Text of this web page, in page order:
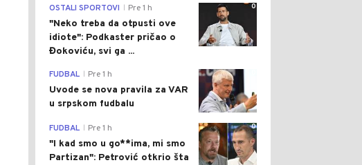
0
OSTALI SPORTOVI Pre 1 h
"Neko treba da otpusti ove
idiote": Podkaster pričao o
Đokoviću, svi ga ...
FUDBAL Pre 1 h
Uvode se nova pravila za VAR
u srpskom fudbalu
0
FUDBAL Pre 1 h
"I kad smo u go**ima, mi smo
Partizan": Petrović otkrio šta